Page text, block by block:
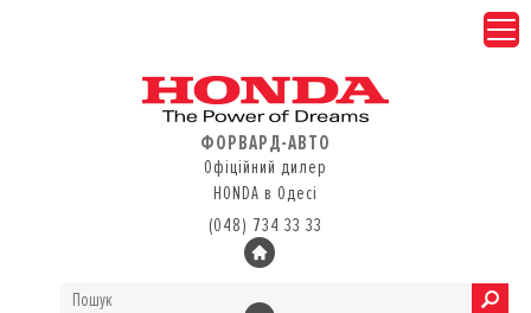
ФОРВАРД-АВТО
Офіційний дилер
HONDA в Одесі
(048) 734 33 33